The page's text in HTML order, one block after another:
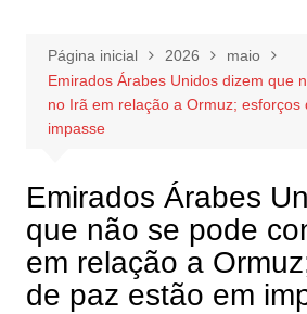
Página inicial 2026
maio
Emirados Árabes Unidos dizem que
no Irã em relação a Ormuz; esforços
impasse
Emirados Árabes
que não se pode
em relação a
de paz estão em